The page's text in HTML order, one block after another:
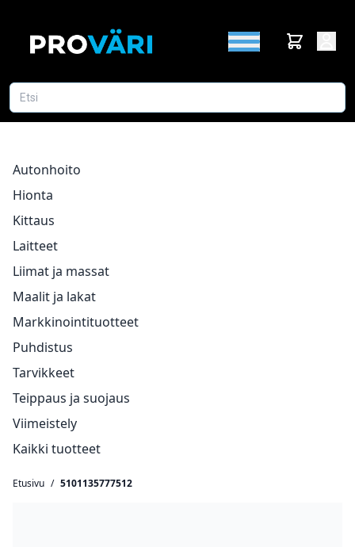
Autonhoito
Hionta
Kittaus
Laitteet
Liimat ja massat
Maalit ja lakat
Markkinointituotteet
Puhdistus
Tarvikkeet
Teippaus ja suojaus
Viimeistely
Kaikki tuotteet
Etusivu / 5101135777512